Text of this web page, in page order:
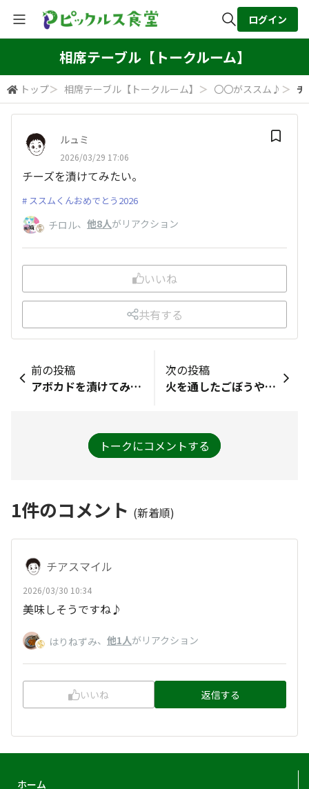
全体検索
検索
ログイン
相席テーブル【トークルーム】
トップ＞ 相席テーブル【トークルーム】 ＞ 〇〇がススム♪ ＞
ルュミ
2026/03/29 17:06
チーズを漬けてみたい。
ススムくんおめでとう2026
チロル、 他8人がリアクション
いいね
共有する
前の投稿
アボカドを漬けてみたいです。 まろやかな食感とキムチの旨辛さが合いそうで、おつまみにもぴったりな一品になりそうです！
次の投稿
火を通したごぼうや里芋とか漬けたら美味しそうですね😳
トークにコメントする
1件のコメント (新着順)
チアスマイル
2026/03/30 10:34
美味しそうですね♪
はりねずみ、 他1人がリアクション
いいね 返信する
ホーム